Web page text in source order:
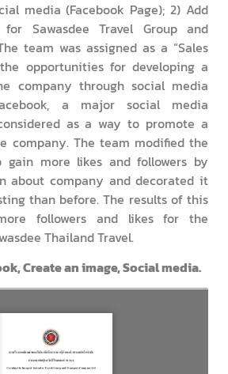
media (Facebook Page); 2) Add
Sawasdee Travel Group and
team was assigned as a “Sales
opportunities for developing a
company through social media
a major social media
as a way to promote a
company. The team modified the
gain more likes and followers by
about company and decorated it
than before. The results of this
followers and likes for the
Thailand Travel.
Create an image, Social media.